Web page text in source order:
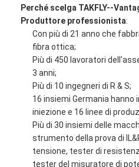
attenuatore a fibra ottica
Scatola a fibra ottica di
Quadro
Modulo ottico del
convertitore a fibra ottica di
Commutatore della fibra di
Perché scelga TAKFLY--
Produttore professionista:
Con più di 21 anno che
fibra ottica;
Più di 450 lavoratori
3 anni;
Più di 10 ingegneri di R & S;
16 insiemi Germania
iniezione e 16 linee di
Più di 30 insiemi delle
strumento della prova di
tensione, tester di
tester del misuratore di